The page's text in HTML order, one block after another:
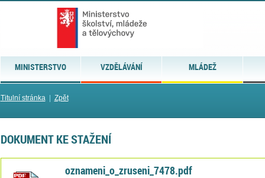
MINISTERSTVO VZDĚLÁVÁNÍ MLÁDEŽ
Titulní stránka| Zpět
DOKUMENT KE STAŽENÍ
oznameni_o_zruseni_7478.pdf